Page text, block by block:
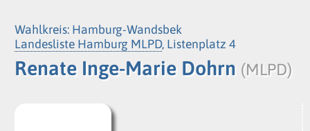
Wahlkreis: Hamburg-Wandsbek
Landesliste Hamburg MLPD, Listenplatz 4
Renate Inge-Marie Dohrn (MLPD)